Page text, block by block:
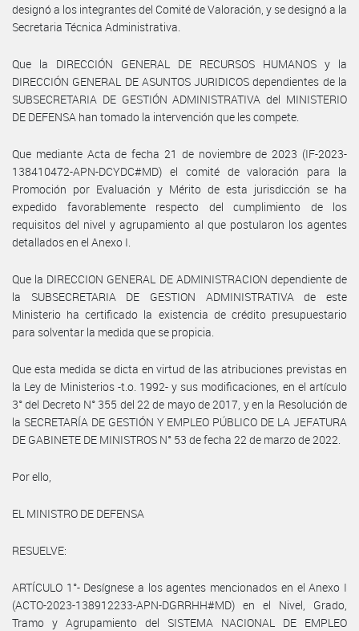
designó a los integrantes del Comité de Valoración, y se designó a la
Secretaria Técnica Administrativa.
Que la DIRECCIÓN GENERAL DE RECURSOS HUMANOS y la
DIRECCIÓN GENERAL DE ASUNTOS JURIDICOS dependientes de la
SUBSECRETARIA DE GESTIÓN ADMINISTRATIVA del MINISTERIO
DE DEFENSA han tomado la intervención que les compete.
Que mediante Acta de fecha 21 de noviembre de 2023 (IF-2023-
138410472-APN-DCYDC#MD) el comité de valoración para la
Promoción por Evaluación y Mérito de esta jurisdicción se ha
expedido favorablemente respecto del cumplimiento de los
requisitos del nivel y agrupamiento al que postularon los agentes
detallados en el Anexo I.
Que la DIRECCION GENERAL DE ADMINISTRACION dependiente de
la SUBSECRETARIA DE GESTION ADMINISTRATIVA de este
Ministerio ha certificado la existencia de crédito presupuestario
para solventar la medida que se propicia.
Que esta medida se dicta en virtud de las atribuciones previstas en
la Ley de Ministerios -t.o. 1992- y sus modificaciones, en el artículo
3° del Decreto N° 355 del 22 de mayo de 2017, y en la Resolución de
la SECRETARÍA DE GESTIÓN Y EMPLEO PÚBLICO DE LA JEFATURA
DE GABINETE DE MINISTROS N° 53 de fecha 22 de marzo de 2022.
Por ello,
EL MINISTRO DE DEFENSA
RESUELVE:
ARTÍCULO 1°- Desígnese a los agentes mencionados en el Anexo I
(ACTO-2023-138912233-APN-DGRRHH#MD) en el Nivel, Grado,
Tramo y Agrupamiento del SISTEMA NACIONAL DE EMPLEO